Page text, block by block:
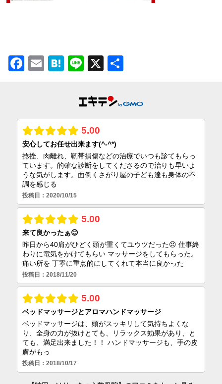
Facebook
EmailHatena
Line
X